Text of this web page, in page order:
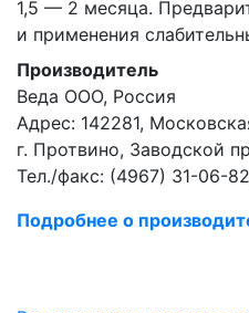
1,5 — 2 месяца.
и применения
Производитель
Веда ООО, Россия
Адрес: 142281,
г. Протвино, Заводской
Тел./факс: (4967) 31-06-
Подробнее о